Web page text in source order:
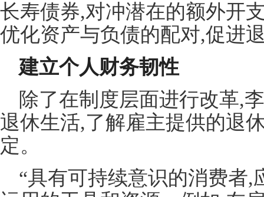
长寿债券,对冲潜在的额外开
优化资产与负债的配对,促进
建立个人财务韧性
除了在制度层面进行改革,
退休生活,了解雇主提供的退
定。
“具有可持续意识的消费者